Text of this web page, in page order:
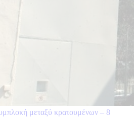
μεταξύ κρατουμένων – 8